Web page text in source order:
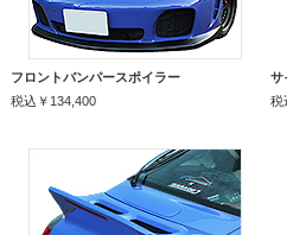
フロントバンパースポイラー
税込￥134,400
サ
税